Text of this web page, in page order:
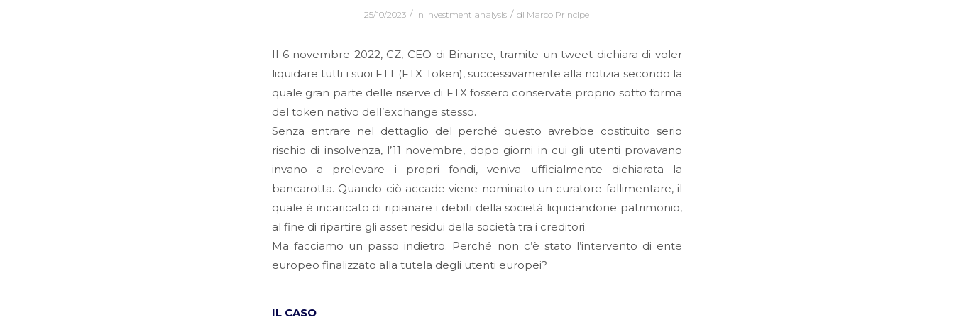
25/10/2023 / in Investment analysis / di Marco Principe
Il 6 novembre 2022, CZ, CEO di Binance, tramite un tweet dichiara di voler
liquidare tutti i suoi FTT (FTX Token), successivamente alla notizia secondo la
quale gran parte delle riserve di FTX fossero conservate proprio sotto forma
del token nativo dell’exchange stesso.
Senza entrare nel dettaglio del perché questo avrebbe costituito serio
rischio di insolvenza, l’11 novembre, dopo giorni in cui gli utenti provavano
invano a prelevare i propri fondi, veniva ufficialmente dichiarata la
bancarotta. Quando ciò accade viene nominato un curatore fallimentare, il
quale è incaricato di ripianare i debiti della società liquidandone patrimonio,
al fine di ripartire gli asset residui della società tra i creditori.
Ma facciamo un passo indietro. Perché non c’è stato l’intervento di ente
europeo finalizzato alla tutela degli utenti europei?
IL CASO